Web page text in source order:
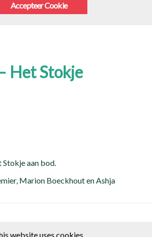
Accepteer Cookie
Het Stokje
aan bod.
Marion Boeckhout en Ashja
website uses cookies.